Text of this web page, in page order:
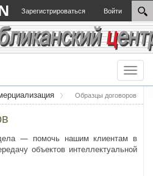
Войти
Зарегистрироваться
Toggle
Образцы договоров
— помочь нашим клиентам в
объектов интеллектуальной